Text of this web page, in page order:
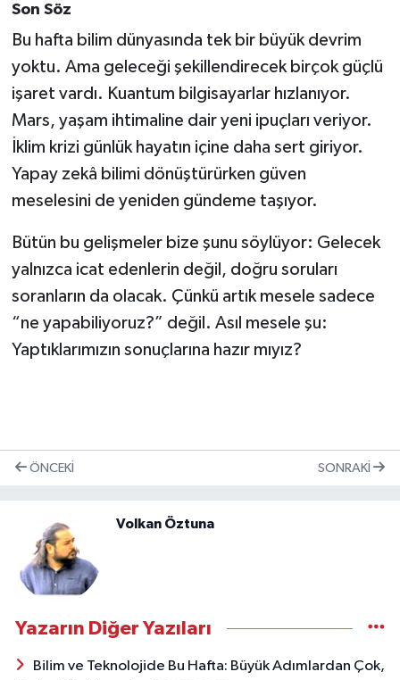
Son Söz
Bu hafta bilim dünyasında tek bir büyük devrim
yoktu. Ama geleceği şekillendirecek birçok güçlü
işaret vardı. Kuantum bilgisayarlar hızlanıyor.
Mars, yaşam ihtimaline dair yeni ipuçları veriyor.
İklim krizi günlük hayatın içine daha sert giriyor.
Yapay zekâ bilimi dönüştürürken güven
meselesini de yeniden gündeme taşıyor.
Bütün bu gelişmeler bize şunu söylüyor: Gelecek
yalnızca icat edenlerin değil, doğru soruları
soranların da olacak. Çünkü artık mesele sadece
“ne yapabiliyoruz?” değil. Asıl mesele şu:
Yaptıklarımızın sonuçlarına hazır mıyız?
ÖNCEKI SONRAKI
Volkan Öztuna
Yazarın Diğer Yazıları
Bilim ve Teknolojide Bu Hafta: Büyük Adımlardan Çok,